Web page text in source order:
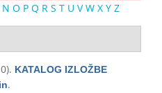
N O P Q R S T U V W X Y Z
KATALOG IZLOŽBE
.